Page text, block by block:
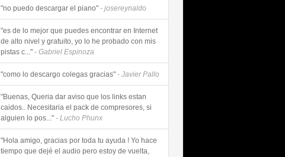
"no puedo descargar el piano" - josereynaldo
"es de lo mejor que puedes encontrar en Internet
de alto nivel y gratuito, yo lo he probado con mis
pistas c..." - Gabriel Espinoza
"como lo descargo colegas gracias" - Javier Pallo
"Buenas, Queria dar aviso que los links estan
caidos.. Necesitaria el pack de compresores, si
alguien lo pos..." - Lucho Phunx
"Hola amigo, gracias por toda tu ayuda ! Yo hace
tiempo que dejé el audio pero estoy de vuelta,